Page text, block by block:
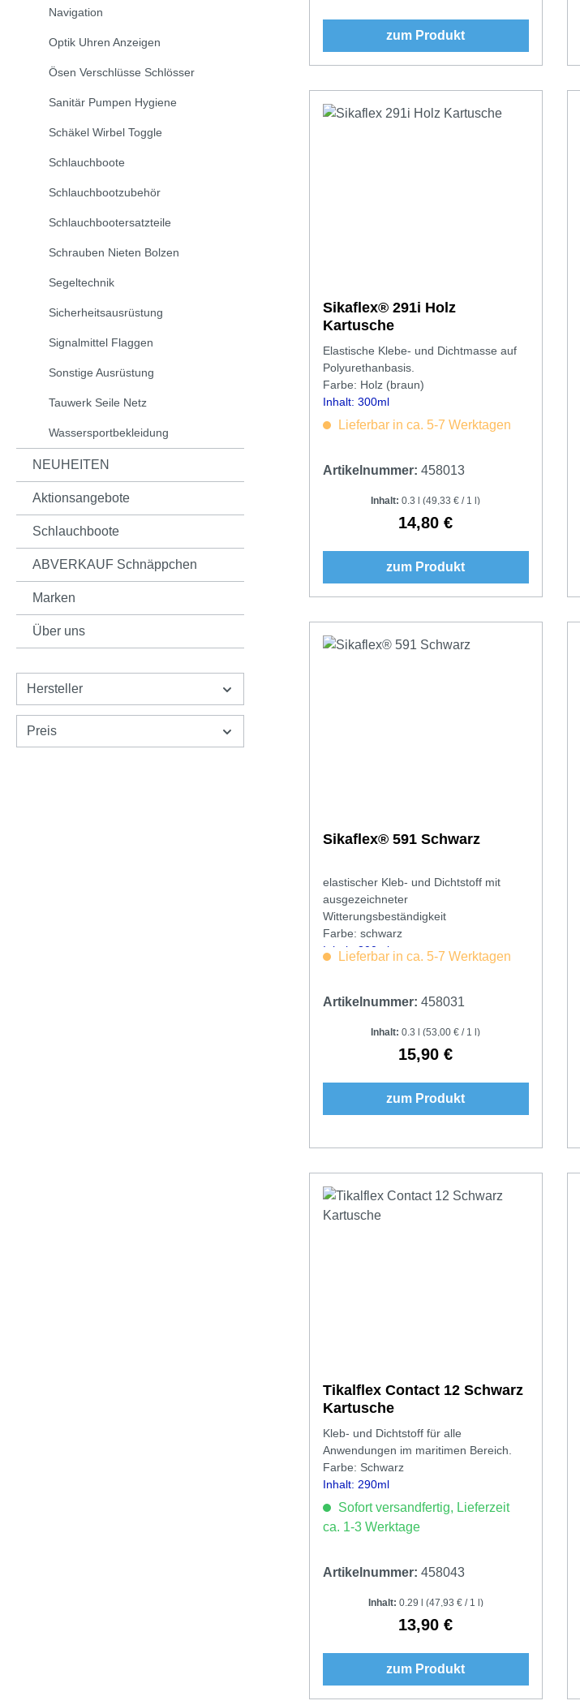
Navigation
Optik Uhren Anzeigen
Ösen Verschlüsse Schlösser
Sanitär Pumpen Hygiene
Schäkel Wirbel Toggle
Schlauchboote
Schlauchbootzubehör
Schlauchbootersatzteile
Schrauben Nieten Bolzen
Segeltechnik
Sicherheitsausrüstung
Signalmittel Flaggen
Sonstige Ausrüstung
Tauwerk Seile Netz
Wassersportbekleidung
NEUHEITEN
Aktionsangebote
Schlauchboote
ABVERKAUF Schnäppchen
Marken
Über uns
Hersteller
Preis
zum Produkt
Sikaflex® 291i Holz
Kartusche
Elastische Klebe- und Dichtmasse auf
Polyurethanbasis.
Farbe: Holz (braun)
Inhalt: 300ml
Lieferbar in ca. 5-7 Werktagen
Artikelnummer: 458013
Inhalt:0.3 l(49,33 € / 1 l)
Regulärer Preis:
14,80 €
zum Produkt
Sikaflex® 591 Schwarz
elastischer Kleb- und Dichtstoff mit
ausgezeichneter
Witterungsbeständigkeit
Farbe: schwarz
Inhalt: 300ml
Lieferbar in ca. 5-7 Werktagen
Artikelnummer: 458031
Inhalt:0.3 l(53,00 € / 1 l)
Regulärer Preis:
15,90 €
zum Produkt
Tikalflex Contact 12 Schwarz
Kartusche
Kleb- und Dichtstoff für alle
Anwendungen im maritimen Bereich.
Farbe: Schwarz
Inhalt: 290ml
Sofort versandfertig, Lieferzeit
ca. 1-3 Werktage
Artikelnummer: 458043
Inhalt: 0.29 l (47,93 € / 1 l)
Regulärer Preis:
13,90 €
zum Produkt